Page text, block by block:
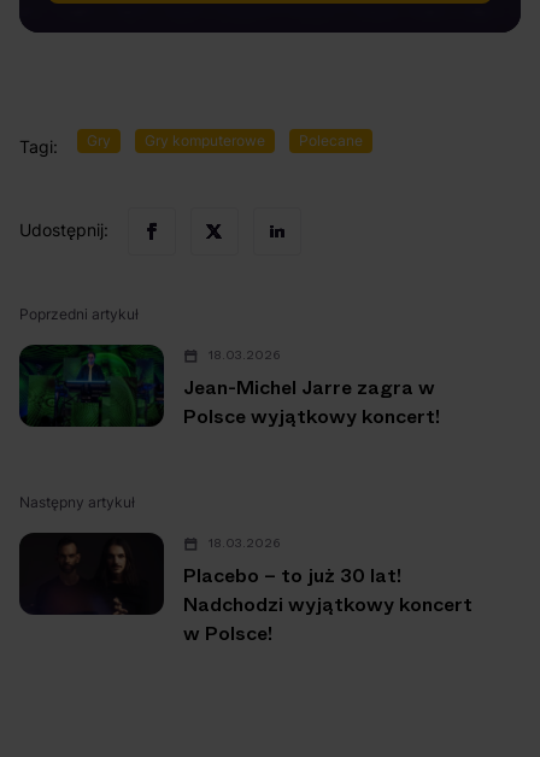
Tagi: Gry Gry komputerowe Polecane
Udostępnij:
Poprzedni artykuł
18.03.2026
Jean-Michel Jarre zagra w
Polsce wyjątkowy koncert!
Następny artykuł
18.03.2026
Placebo – to już 30 lat!
Nadchodzi wyjątkowy koncert
w Polsce!